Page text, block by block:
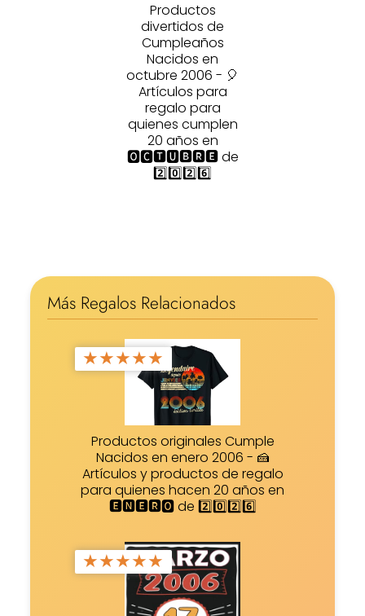
Productos
divertidos de
Cumpleaños
Nacidos en
octubre 2006 - 🎈
Artículos para
regalo para
quienes cumplen
20 años en
🅾🅲🆃🆄🅱🆁🅴 de
2️⃣0️⃣2️⃣6️⃣
Más Regalos Relacionados
★★★★★
Productos originales Cumple
Nacidos en enero 2006 - 🍰
Artículos y productos de regalo
para quienes hacen 20 años en
🅴🅽🅴🆁🅾 de 2️⃣0️⃣2️⃣6️⃣
★★★★★